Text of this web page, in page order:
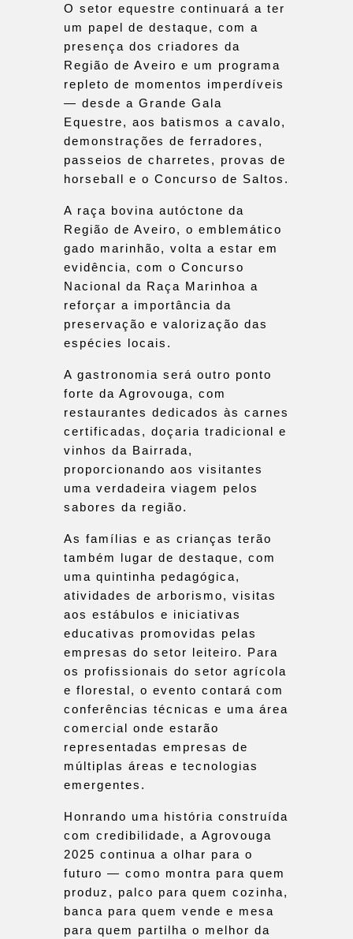
O setor equestre continuará a ter
um papel de destaque, com a
presença dos criadores da
Região de Aveiro e um programa
repleto de momentos imperdíveis
— desde a Grande Gala
Equestre, aos batismos a cavalo,
demonstrações de ferradores,
passeios de charretes, provas de
horseball e o Concurso de Saltos.
A raça bovina autóctone da
Região de Aveiro, o emblemático
gado marinhão, volta a estar em
evidência, com o Concurso
Nacional da Raça Marinhoa a
reforçar a importância da
preservação e valorização das
espécies locais.
A gastronomia será outro ponto
forte da Agrovouga, com
restaurantes dedicados às carnes
certificadas, doçaria tradicional e
vinhos da Bairrada,
proporcionando aos visitantes
uma verdadeira viagem pelos
sabores da região.
As famílias e as crianças terão
também lugar de destaque, com
uma quintinha pedagógica,
atividades de arborismo, visitas
aos estábulos e iniciativas
educativas promovidas pelas
empresas do setor leiteiro. Para
os profissionais do setor agrícola
e florestal, o evento contará com
conferências técnicas e uma área
comercial onde estarão
representadas empresas de
múltiplas áreas e tecnologias
emergentes.
Honrando uma história construída
com credibilidade, a Agrovouga
2025 continua a olhar para o
futuro — como montra para quem
produz, palco para quem cozinha,
banca para quem vende e mesa
para quem partilha o melhor da